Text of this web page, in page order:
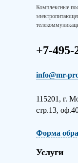
Комплексные
+7-495-
info@mr-
115201, г.
стр.13,
Форма
Услуги